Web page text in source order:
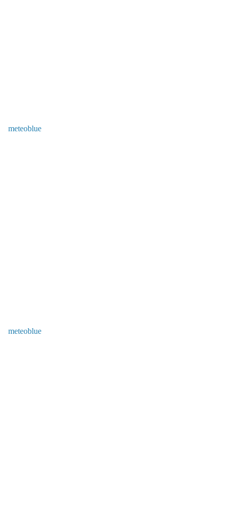
meteoblue
meteoblue